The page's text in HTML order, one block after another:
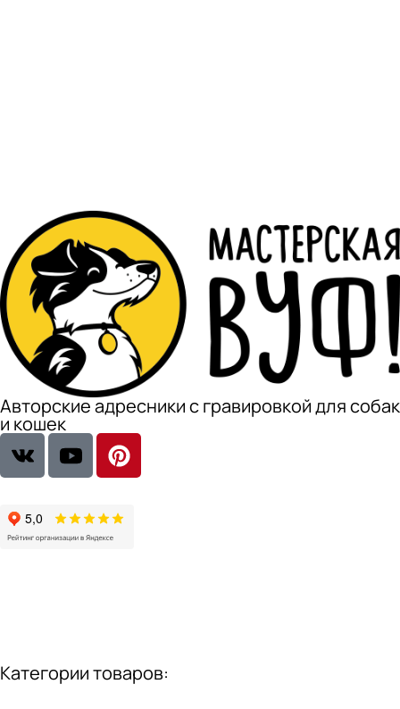
Авторские адресники с гравировкой для собак
и кошек
Категории товаров: